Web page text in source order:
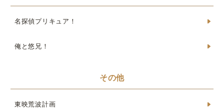
名探偵プリキュア！
俺と悠兄！
その他
東映荒波計画